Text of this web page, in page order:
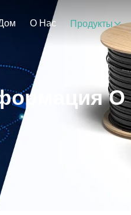
О Нас Продукты
О